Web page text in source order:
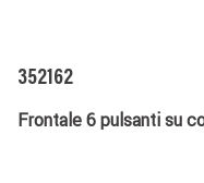
352162
Frontale 6 pulsanti su